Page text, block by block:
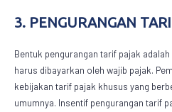
3. PENGURANGAN
Bentuk pengurangan tarif pajak
harus dibayarkan oleh wajib pajak.
kebijakan tarif pajak khusus yang
umumnya. Insentif pengurangan tarif